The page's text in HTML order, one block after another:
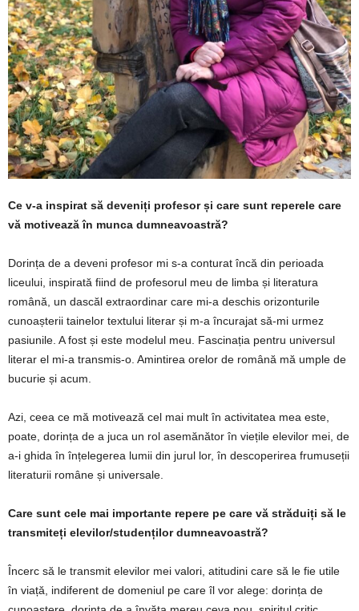
Ce v-a inspirat să deveniți profesor și care sunt reperele care
vă motivează în munca dumneavoastră?
Dorința de a deveni profesor mi s-a conturat încă din perioada
liceului, inspirată fiind de profesorul meu de limba și literatura
română, un dascăl extraordinar care mi-a deschis orizonturile
cunoașterii tainelor textului literar și m-a încurajat să-mi urmez
pasiunile. A fost și este modelul meu. Fascinația pentru universul
literar el mi-a transmis-o. Amintirea orelor de română mă umple de
bucurie și acum.
Azi, ceea ce mă motivează cel mai mult în activitatea mea este,
poate, dorința de a juca un rol asemănător în viețile elevilor mei, de
a-i ghida în înțelegerea lumii din jurul lor, în descoperirea frumuseții
literaturii române și universale.
Care sunt cele mai importante repere pe care vă străduiți să le
transmiteți elevilor/studenților dumneavoastră?
Încerc să le transmit elevilor mei valori, atitudini care să le fie utile
în viață, indiferent de domeniul pe care îl vor alege: dorința de